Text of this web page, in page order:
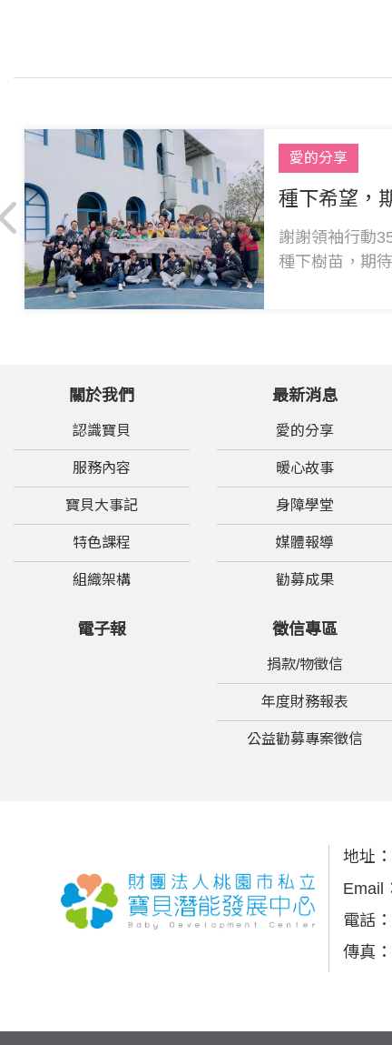
愛的分享
種下希望，
謝謝領袖行動
種下樹苗，期
關於我們
認識寶貝
服務內容
寶貝大事記
特色課程
組織架構
最新消息
愛的分享
暖心故事
身障學堂
媒體報導
勸募成果
電子報 徵信專區
捐款/物徵信
年度財務報表
公益勸募專案徵信
地址：
Email
電話：
傳真：